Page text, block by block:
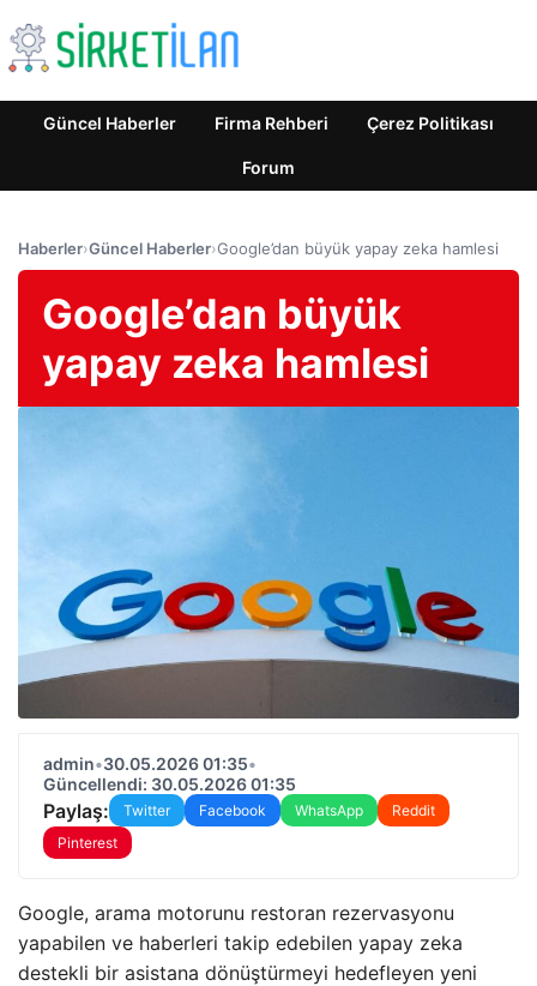
Güncel Haberler Firma Rehberi Çerez Politikası
Forum
Haberler›Güncel Haberler›Google’dan büyük yapay zeka hamlesi
Google’dan büyük
yapay zeka hamlesi
admin•30.05.2026 01:35•
Güncellendi: 30.05.2026 01:35
Paylaş: Twitter Facebook WhatsApp
Reddit
Pinterest
Google, arama motorunu restoran rezervasyonu
yapabilen ve haberleri takip edebilen yapay zeka
destekli bir asistana dönüştürmeyi hedefleyen yeni